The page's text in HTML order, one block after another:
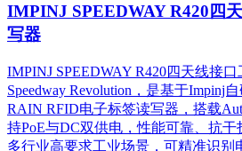
IMPINJ SPEEDWAY R420四
写器
IMPINJ SPEEDWAY R420四天线接
Speedway Revolution，是基于Impinj
RAIN RFID电子标签读写器，搭载
持PoE与DC双供电，性能可靠、抗
多行业高要求工业场景，可精准识别